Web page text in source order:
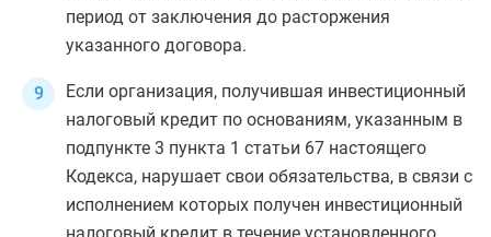
период от заключения до расторжения
указанного договора.
Если организация, получившая инвестиционный
налоговый кредит по основаниям, указанным в
подпункте 3 пункта 1 статьи 67 настоящего
Кодекса, нарушает свои обязательства, в связи с
исполнением которых получен инвестиционный